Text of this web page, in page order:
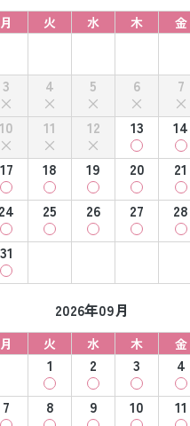
月 火 水 木 金
3 4 5 6 7
10 11 12 13 14
17 18 19 20 21
24 25 26 27 28
31
2026年09月
月 火 水 木 金
1 2 3 4
7 8 9 10 11